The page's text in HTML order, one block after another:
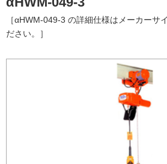
［αHWM-049-3 の詳細仕様はメーカーサ
ださい。］